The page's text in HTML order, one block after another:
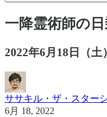
一降霊術師の日
2022年6月18日（土）
ササキル・ザ・スター
6月 18, 2022